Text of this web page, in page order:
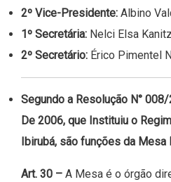
2º Vice-Presidente: Albino
1º Secretária: Nelci Elsa
2º Secretário: Érico Pimentel
Segundo a Resolução N°
De 2006, que Instituiu o
Ibirubá, são funções da Mesa
Art. 30 – A Mesa é o órgão